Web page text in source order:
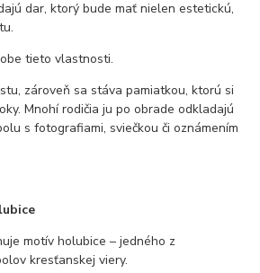
dar, ktorý bude mať nielen estetickú,
tieto vlastnosti.
zároveň sa stáva pamiatkou, ktorú si
Mnohí rodičia ju po obrade odkladajú
s fotografiami, sviečkou či oznámením
motív holubice – jedného z
kresťanskej viery.